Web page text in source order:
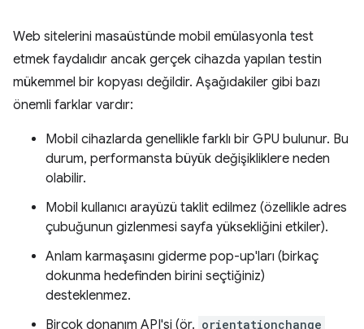
Web sitelerini masaüstünde mobil emülasyonla test
etmek faydalıdır ancak gerçek cihazda yapılan testin
mükemmel bir kopyası değildir. Aşağıdakiler gibi bazı
önemli farklar vardır:
Mobil cihazlarda genellikle farklı bir GPU bulunur. Bu
durum, performansta büyük değişikliklere neden
olabilir.
Mobil kullanıcı arayüzü taklit edilmez (özellikle adres
çubuğunun gizlenmesi sayfa yüksekliğini etkiler).
Anlam karmaşasını giderme pop-up'ları (birkaç
dokunma hedefinden birini seçtiğiniz)
desteklenmez.
Birçok donanım API'si (ör. orientationchange